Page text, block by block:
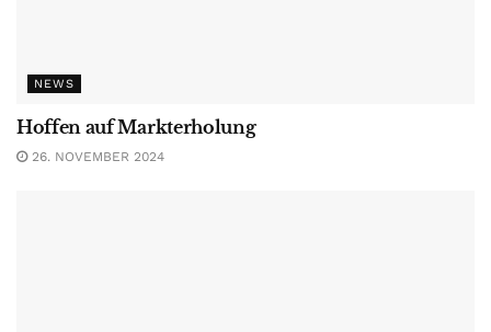
NEWS
Hoffen auf Markterholung
26. NOVEMBER 2024